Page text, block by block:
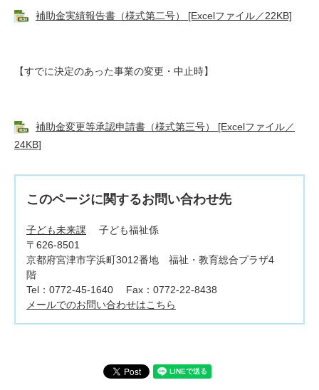
補助金実績報告書（様式第二号） [Excelファイル／22KB]
【すでに決定のあった事業の変更・中止時】
補助金変更等承認申請書（様式第三号） [Excelファイル／
24KB]
このページに関するお問い合わせ先
子ども未来課
子ども福祉係
〒626-8501
京都府宮津市字浜町3012番地 福祉・教育総合プラザ4
階
Tel：0772-45-1640
Fax：0772-22-8438
メールでのお問い合わせはこちら